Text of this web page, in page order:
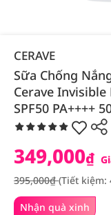
CERAVE
Sữa Chống
Cerave
SPF50 PA++++
Nhận quà xinh
349,000₫
395,000₫(Tiết kiệm: